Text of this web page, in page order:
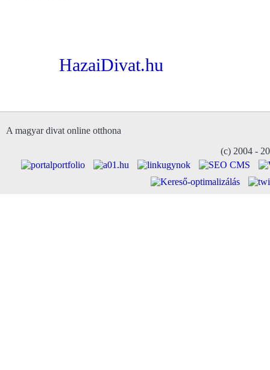
HazaiDivat.hu
A magyar divat online otthona
(c) 2004 -